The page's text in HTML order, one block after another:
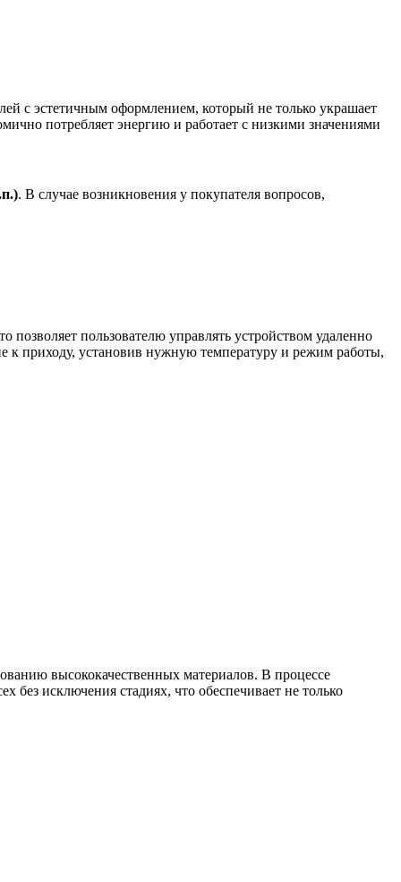
с эстетичным оформлением, который не только украшает
потребляет энергию и работает с низкими значениями
п.). В случае возникновения у покупателя вопросов,
пользователю управлять устройством удаленно
к приходу, установив нужную температуру и режим работы,
высококачественных материалов. В процессе
без исключения стадиях, что обеспечивает не только